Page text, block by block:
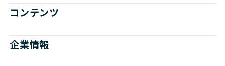
コンテンツ
企業情報